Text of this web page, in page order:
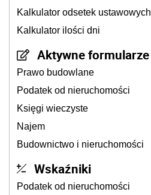
Kalkulator odsetek ustawowych
Kalkulator ilości dni
Aktywne formularze
Prawo budowlane
Podatek od nieruchomości
Księgi wieczyste
Najem
Budownictwo i nieruchomości
Wskaźniki
Podatek od nieruchomości